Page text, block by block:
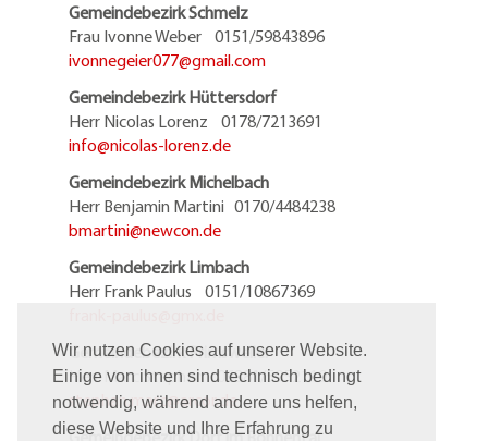
Wir nutzen Cookies auf unserer Website.
Einige von ihnen sind technisch bedingt
notwendig, während andere uns helfen,
diese Website und Ihre Erfahrung zu
Gemeindebezirk Schmelz
Frau Ivonne Weber 0151/59843896
ivonnegeier077@gmail.com
Gemeindebezirk Hüttersdorf
Herr Nicolas Lorenz 0178/7213691
info@nicolas-lorenz.de
Gemeindebezirk Michelbach
Herr Benjamin Martini 0170/4484238
bmartini@newcon.de
Gemeindebezirk Limbach
Herr Frank Paulus 0151/10867369
Gemeindebezirk Primsweiler
Herr Marc Stephan 06881/5952119
stephan.marc@arcor.de
Gemeindebezirk Dorf im Bohnental